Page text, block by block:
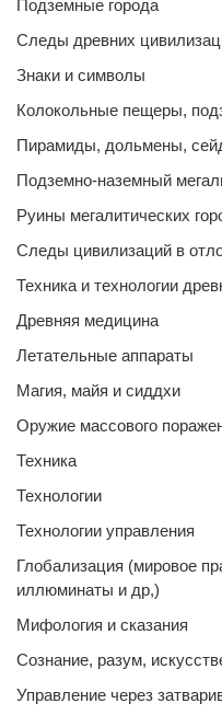
Подземные города
Следы древних
Знаки и символы
Колокольные пещеры,
Пирамиды, дольмены,
Подземно-наземный
Руины мегалитических
Следы цивилизаций в
Техника и технологии
Древняя медицина
Летательные аппараты
Магия, майя и сиддхи
Оружие массового
Техника
Технологии
Технологии управления
Глобализация (мировое
иллюминаты и др,)
Мифология и сказания
Сознание, разум,
Управление через